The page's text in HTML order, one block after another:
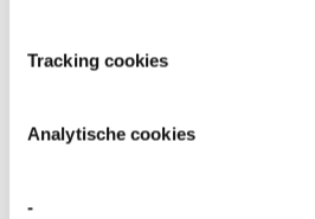
Tracking cookies
Analytische cookies
-
-side